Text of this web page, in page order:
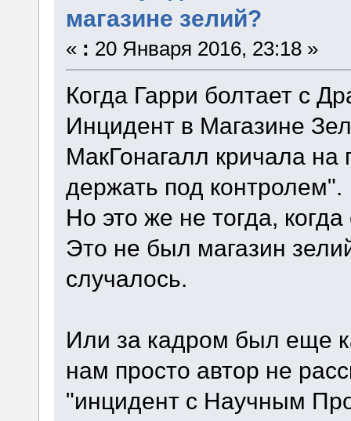
магазине зелий?
« : 20 Января 2016, 23:18 »
Когда Гарри болтает с
Инцидент в Магазине
МакГонагалл кричала на
держать под контролем".
Но это же не тогда,
Это не был магазин
случалось.
Или за кадром был еще
нам просто автор не
"инцидент с Научным